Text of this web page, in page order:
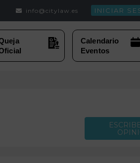
INICIAR
info@citylaw.es